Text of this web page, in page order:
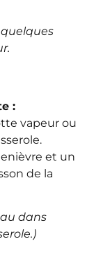
:
vapeur ou
et un
de la
dans